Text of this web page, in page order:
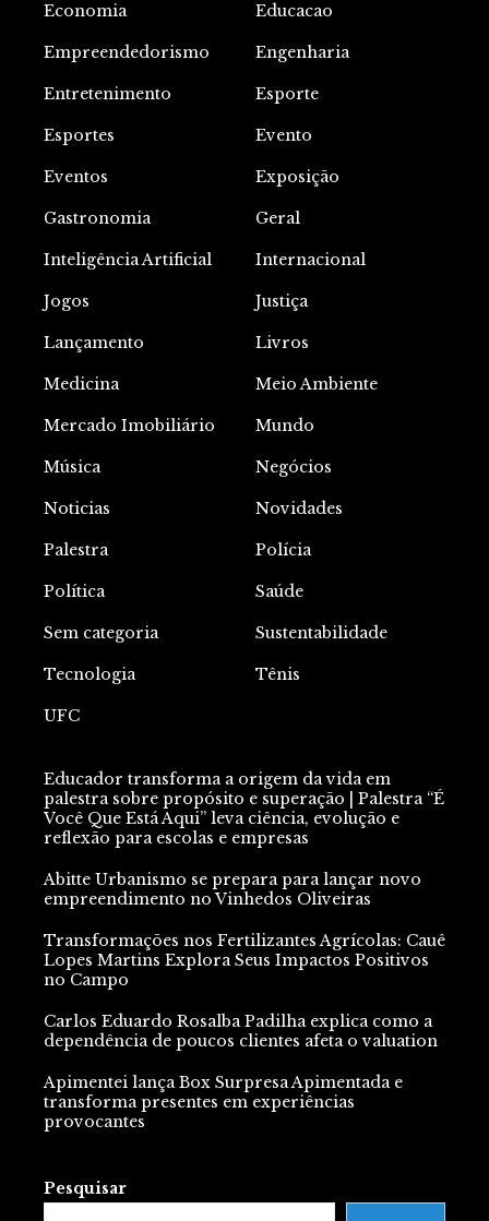
Economia Educacao
Empreendedorismo Engenharia
Entretenimento Esporte
Esportes Evento
Eventos Exposição
Gastronomia Geral
Inteligência Artificial Internacional
Jogos Justiça
Lançamento Livros
Medicina Meio Ambiente
Mercado Imobiliário Mundo
Música Negócios
Noticias Novidades
Palestra Polícia
Política Saúde
Sem categoria Sustentabilidade
Tecnologia Tênis
UFC
Educador transforma a origem da vida em
palestra sobre propósito e superação | Palestra “É
Você Que Está Aqui” leva ciência, evolução e
reflexão para escolas e empresas
Abitte Urbanismo se prepara para lançar novo
empreendimento no Vinhedos Oliveiras
Transformações nos Fertilizantes Agrícolas: Cauê
Lopes Martins Explora Seus Impactos Positivos
no Campo
Carlos Eduardo Rosalba Padilha explica como a
dependência de poucos clientes afeta o valuation
Apimentei lança Box Surpresa Apimentada e
transforma presentes em experiências
provocantes
Pesquisar